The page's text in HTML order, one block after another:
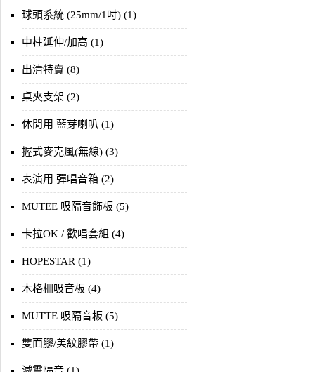
球頭系統 (25mm/1吋) (1)
中柱延伸/加高 (1)
出清特賣 (8)
桌夾支架 (2)
休閒用 藍芽喇叭 (1)
握式麥克風(無線) (3)
表演用 彈唱音箱 (2)
MUTEE 吸隔音飾板 (5)
卡拉OK / 歡唱套組 (4)
HOPESTAR (1)
木格柵吸音板 (4)
MUTTE 吸隔音板 (5)
雙面膠/美紋膠帶 (1)